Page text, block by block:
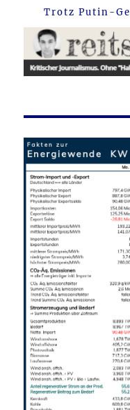
Trotz Putin-